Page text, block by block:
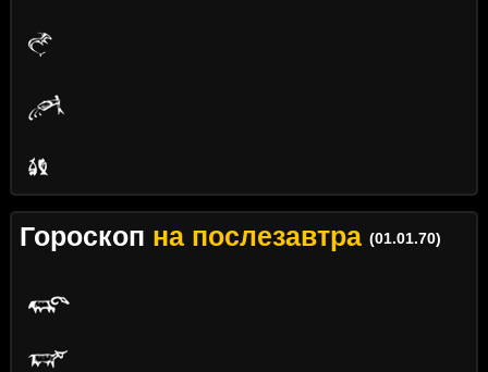
Гороскоп на послезавтра (01.01.70)